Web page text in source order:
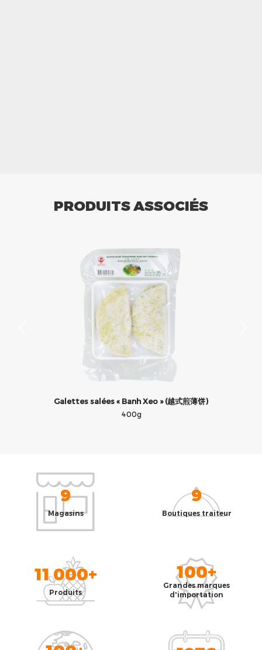
PRODUITS ASSOCIÉS
Galettes salées « Banh Xeo » (越式煎薄饼)
400g
9
Magasins
9
Boutiques traiteur
11 000+
Produits
100+
Grandes marques
d'importation